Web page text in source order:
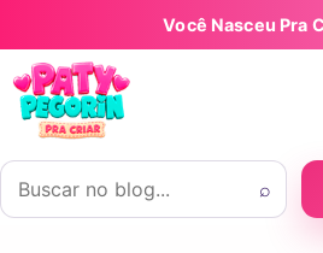
Pular para o conteúdoVocê Nasceu Pra
Buscar por:
⌕